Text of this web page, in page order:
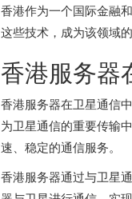
香港作为一个国际金融
这些技术，成为该领域
香港服务器
香港服务器在卫星通信
为卫星通信的重要传输
速、稳定的通信服务。
香港服务器通过与卫星